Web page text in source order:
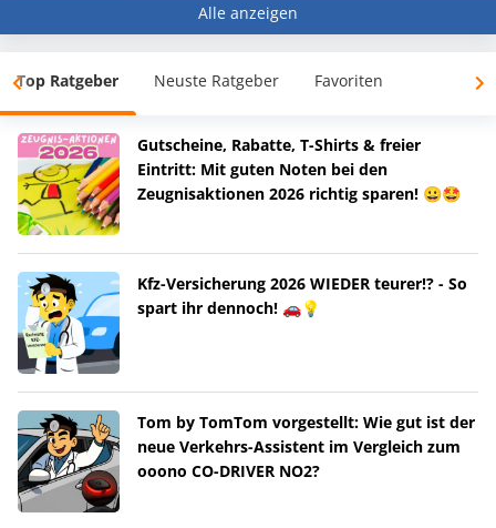
Alle anzeigen
Top Ratgeber Neuste Ratgeber Favoriten
Gutscheine, Rabatte, T-Shirts & freier
Eintritt: Mit guten Noten bei den
Zeugnisaktionen 2026 richtig sparen! 😀🤩
Kfz-Versicherung 2026 WIEDER teurer!? - So
spart ihr dennoch! 🚗💡
Tom by TomTom vorgestellt: Wie gut ist der
neue Verkehrs-Assistent im Vergleich zum
ooono CO-DRIVER NO2?